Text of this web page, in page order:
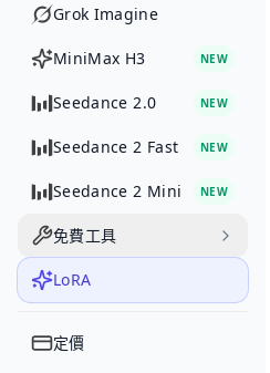
Grok Imagine
MiniMax H3 NEW
Seedance 2.0 NEW
Seedance 2 Fast NEW
Seedance 2 Mini NEW
免費工具
LoRA
定價